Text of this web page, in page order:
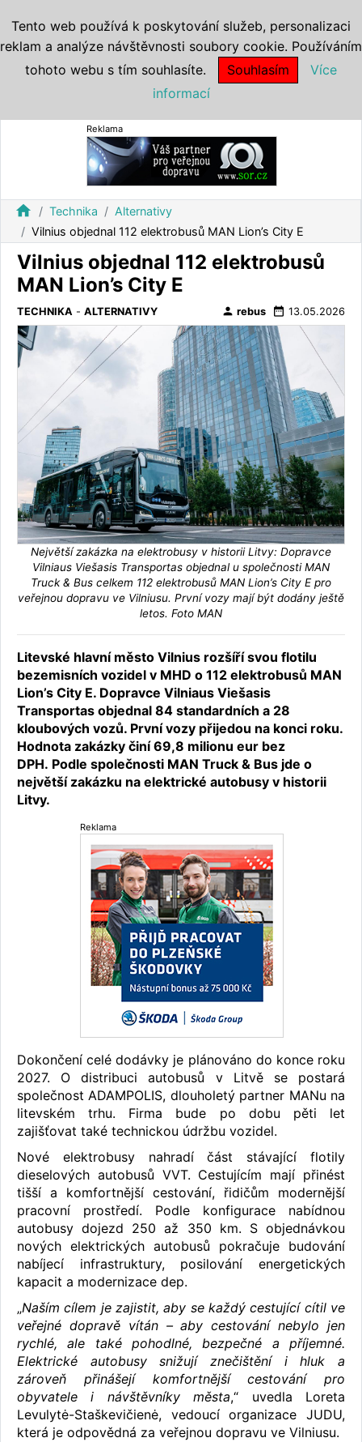
Reklama
home Technika
Alternativy
Vilnius objednal 112 elektrobusů MAN Lion’s City E
Vilnius objednal 112 elektrobusů
MAN Lion’s City E
TECHNIKA - ALTERNATIVY person rebus date_range 13.05.2026
Největší zakázka na elektrobusy v historii Litvy: Dopravce
Vilniaus Viešasis Transportas objednal u společnosti MAN
Truck & Bus celkem 112 elektrobusů MAN Lion’s City E pro
veřejnou dopravu ve Vilniusu. První vozy mají být dodány ještě
letos. Foto MAN
Litevské hlavní město Vilnius rozšíří svou flotilu
bezemisních vozidel v MHD o 112 elektrobusů MAN
Lion’s City E. Dopravce Vilniaus Viešasis
Transportas objednal 84 standardních a 28
kloubových vozů. První vozy přijedou na konci roku.
Hodnota zakázky činí 69,8 milionu eur bez
DPH. Podle společnosti MAN Truck & Bus jde o
největší zakázku na elektrické autobusy v historii
Litvy.
Reklama
Dokončení celé dodávky je plánováno do konce roku
2027. O distribuci autobusů v Litvě se postará
společnost ADAMPOLIS, dlouholetý partner MANu na
litevském trhu. Firma bude po dobu pěti let
zajišťovat také technickou údržbu vozidel.
Nové elektrobusy nahradí část stávající flotily
dieselových autobusů VVT. Cestujícím mají přinést
tišší a komfortnější cestování, řidičům modernější
pracovní prostředí. Podle konfigurace nabídnou
autobusy dojezd 250 až 350 km. S objednávkou
nových elektrických autobusů pokračuje budování
nabíjecí infrastruktury, posilování energetických
kapacit a modernizace dep.
„Naším cílem je zajistit, aby se každý cestující cítil ve
veřejné dopravě vítán – aby cestování nebylo jen
rychlé, ale také pohodlné, bezpečné a příjemné.
Elektrické autobusy snižují znečištění i hluk a
zároveň přinášejí komfortnější cestování pro
obyvatele i návštěvníky města,“ uvedla Loreta
Levulytė-Staškevičienė, vedoucí organizace JUDU,
která je odpovědná za veřejnou dopravu ve Vilniusu.
Tento web používá k poskytování služeb, personalizaci
reklam a analýze návštěvnosti soubory cookie. Používáním
tohoto webu s tím souhlasíte.
Souhlasím
Více
informací